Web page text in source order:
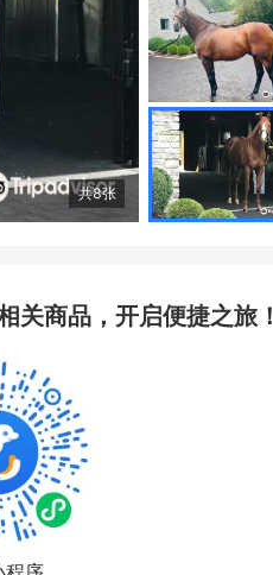
共8张
关商品，开启便捷之旅！